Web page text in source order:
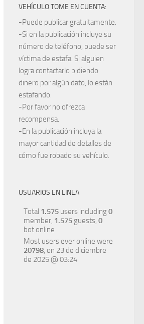
VEHÍCULO TOME EN CUENTA:
-Puede publicar gratuitamente.
-Si en la publicación incluye su
número de teléfono, puede ser
víctima de estafa. Si alguien
logra contactarlo pidiendo
dinero por algún dato, lo están
estafando.
-Por favor no ofrezca
recompensa.
-En la publicación incluya la
mayor cantidad de detalles de
cómo fue robado su vehículo.
USUARIOS EN LINEA
Total 1.575 users including0
member, 1.575 guests, 0
bot online
Most users ever online were
20798, on 23 de diciembre
de 2025 @ 03:24